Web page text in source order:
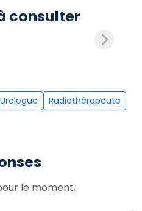
consulter
Radiothérapeute
le moment.